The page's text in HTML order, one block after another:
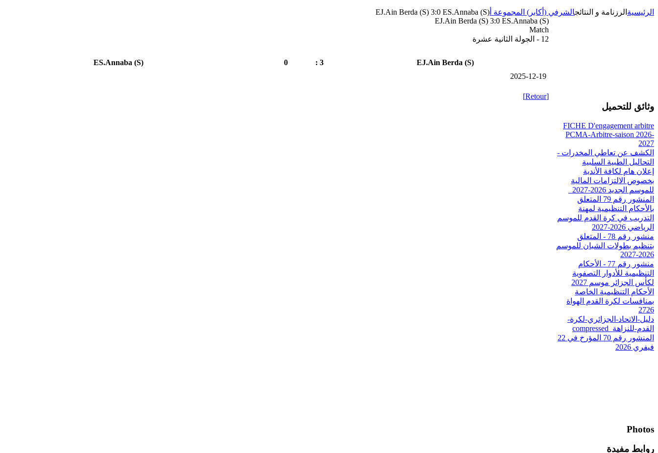
الرئيسية الرزنامة و النتائجالشرفي (أكابر) المجموعة أ EJ.Ain Berda (S) 3:0 ES.Annaba (S)
EJ.Ain Berda (S) 3:0 ES.Annaba (S)
Match
12 - الجولة الثانية عشرة
EJ.Ain Berda (S)
3 :
0
ES.Annaba (S)
2025-12-19
[Retour]
وثائق للتحميل
FICHE D'engagement arbitre
PCMA-Arbitre-saison 2026-
2027
الكشف عن تعاطي المخدرات -
التحاليل الطبية السلبية
إعلان هام لكافة الأندية
بخصوص الالتزامات المالية
للموسم الجديد 2026-2027_
المنشور رقم 79 المتعلق
بالأحكام التنظيمية لمهنة
التدريب في كرة القدم للموسم
الرياضي 2026-2027
منشور رقم 78 - المتعلق
بتنظيم بطولات الشبان للموسم
2026-2027
منشور رقم 77 - الأحكام
التنظيمية للأدوار التصفوية
لكأس الجزائر موسم 2027
الأحكام التنظيمية الخاصة
بمنافسات لكرة القدم الهواة
2726
دليل-الاتحاد-الجزائري-لكرة-
القدم-للنزاهة_compressed
المنشور رقم 70 المؤرخ في 22
فيفري 2026
Photos
روابط مفيدة